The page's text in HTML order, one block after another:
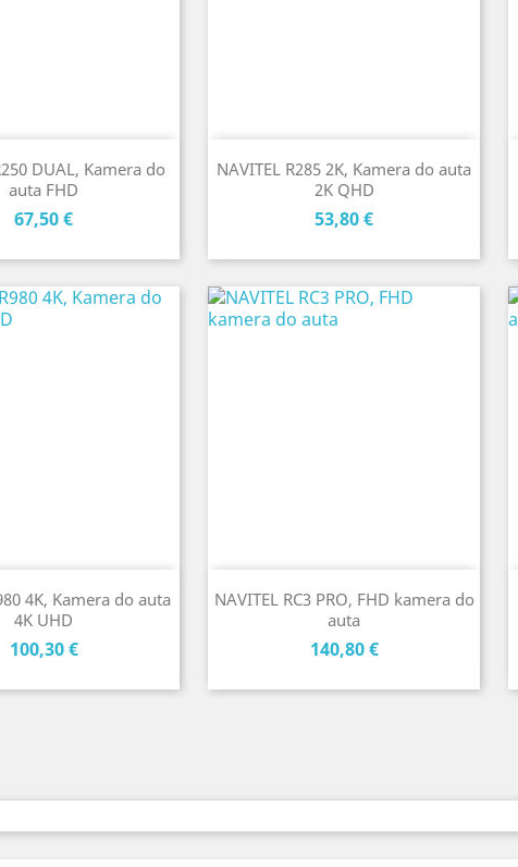
DUAL, Kamera do
auta FHD
Cena
67,50 €
NAVITEL R285 2K, Kamera do auta
2K QHD
Cena
53,80 €
4K, Kamera do auta
4K UHD
Cena
100,30 €
NAVITEL RC3 PRO, FHD kamera do
auta
Cena
140,80 €